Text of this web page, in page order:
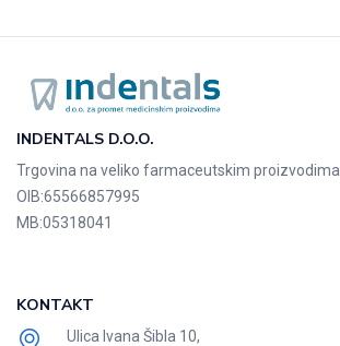
INDENTALS D.O.O.
Trgovina na veliko farmaceutskim proizvodima
OIB:65566857995
MB:05318041
KONTAKT
Ulica Ivana Šibla 10,